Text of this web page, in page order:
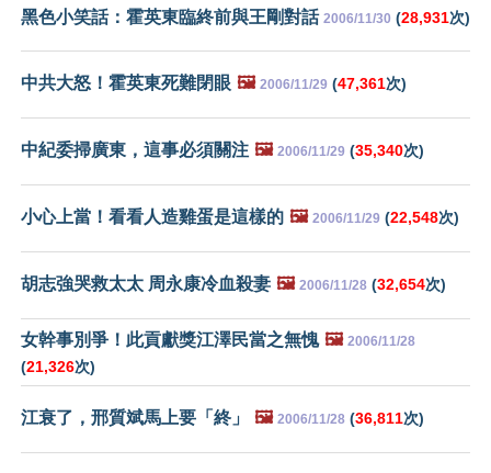
黑色小笑話：霍英東臨終前與王剛對話 2006/11/30 (28,931次)
中共大怒！霍英東死難閉眼 🖼️ 2006/11/29 (47,361次)
中紀委掃廣東，這事必須關注 🖼️ 2006/11/29 (35,340次)
小心上當！看看人造雞蛋是這樣的 🖼️ 2006/11/29 (22,548次)
胡志強哭救太太 周永康冷血殺妻 🖼️ 2006/11/28 (32,654次)
女幹事別爭！此貢獻獎江澤民當之無愧 🖼️ 2006/11/28
(21,326次)
江衰了，邢質斌馬上要「終」 🖼️ 2006/11/28 (36,811次)